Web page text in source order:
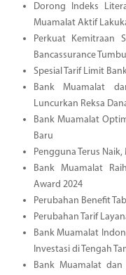
Dorong Indeks
Muamalat Aktif
Perkuat Kemitraan
Bancassurance
Spesial Tarif Limit
Bank Muamalat
Luncurkan Reksa
Bank Muamalat
Baru
Pengguna Terus
Bank Muamalat
Award 2024
Perubahan Benefit
Perubahan Tarif
Bank Muamalat
Investasi di Tengah
Bank Muamalat dan